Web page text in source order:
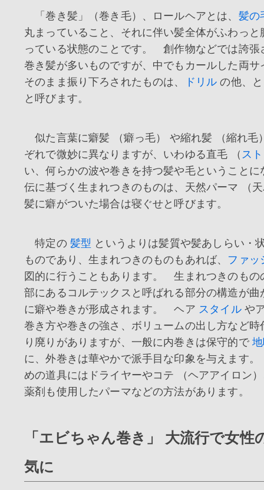
「巻き髪」（巻き毛）、ロールヘアとは、 髪の
丸まっていること、それに伴い髪全体がふわっと
っている状態のことです。 創作物などでは誇張
巻き髪が多いものですが、中でもカールした両サ
そのまま振り下ろされたものは、
ドリル の他、
と呼びます。
似た言葉に癖髪 （癖っ毛） や縮れ髪 （縮れ毛
ぞれで微妙に異なりますが、いわゆる直毛 （ ス
い、何らかの波や巻きを持つ髪や毛ということ
伝に基づく生まれつきのものは、天然パーマ （
髪に癖がついた場合は寝ぐせと呼びます。
特定の 髪型 というよりは髪質や髪あしらい・
ものであり、生まれつきのものもあれば、 ファッ
図的に行うこともあります。 生まれつきのもの
部にあるコルテックスと呼ばれる部分の構造が曲
に癖や巻きが形成されます。 ヘア スタイルや
巻き方や巻きの強さ、ボリュームの出し方など時
り廃りがありますが、一般に内巻きは保守的で
に、外巻きは華やかで派手目な印象を与えます
めの道具にはドライヤーやコテ （ヘアアイロン
薬剤も使用したパーマなどの方法があります。
「エビちゃん巻き」 大流行で女性
気に